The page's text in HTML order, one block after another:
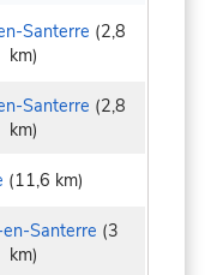
Santerre (2,8
km)
Santerre (2,8
km)
(11,6 km)
Santerre (3
km)